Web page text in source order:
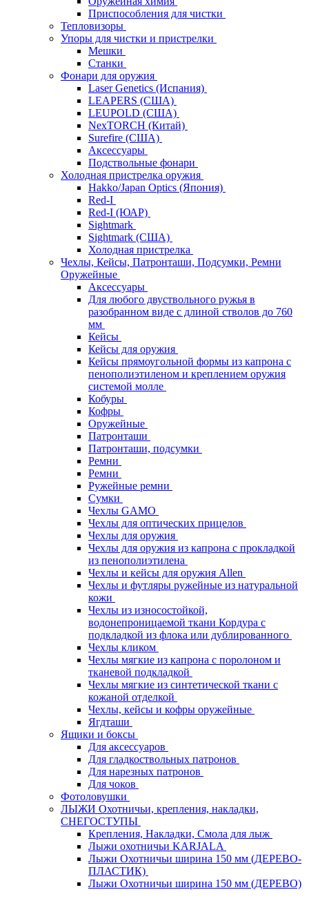
Приспособления для чистки
Тепловизоры
Упоры для чистки и пристрелки
Мешки
Станки
Фонари для оружия
Laser Genetics (Испания)
LEAPERS (США)
LEUPOLD (США)
NexTORCH (Китай)
Surefire (США)
Аксессуары
Подствольные фонари
Холодная пристрелка оружия
Hakko/Japan Optics (Япония)
Red-I
Red-I (ЮАР)
Sightmark
Sightmark (США)
Холодная пристрелка
Чехлы, Кейсы, Патронташи, Подсумки, Ремни
Оружейные
Аксессуары
Для любого двуствольного ружья в
разобранном виде с длиной стволов до 760
мм
Кейсы
Кейсы для оружия
Кейсы прямоугольной формы из капрона с
пенополиэтиленом и креплением оружия
системой молле
Кобуры
Кофры
Оружейные
Патронташи
Патронташи, подсумки
Ремни
Ремни
Ружейные ремни
Сумки
Чехлы GAMO
Чехлы для оптических прицелов
Чехлы для оружия
Чехлы для оружия из капрона с прокладкой
из пенополиэтилена
Чехлы и кейсы для оружия Allen
Чехлы и футляры ружейные из натуральной
кожи
Чехлы из износостойкой,
водонепроницаемой ткани Кордура с
подкладкой из флока или дублированного
Чехлы кликом
Чехлы мягкие из капрона с поролоном и
тканевой подкладкой
Чехлы мягкие из синтетической ткани с
кожаной отделкой
Чехлы, кейсы и кофры оружейные
Ягдташи
Ящики и боксы
Для аксессуаров
Для гладкоствольных патронов
Для нарезных патронов
Для чоков
Фотоловушки
ЛЫЖИ Охотничьи, крепления, накладки,
СНЕГОСТУПЫ
Крепления, Накладки, Смола для лыж
Лыжи охотничьи KARJALA
Лыжи Охотничьи ширина 150 мм (ДЕРЕВО-
ПЛАСТИК)
Лыжи Охотничьи ширина 150 мм (ДЕРЕВО)